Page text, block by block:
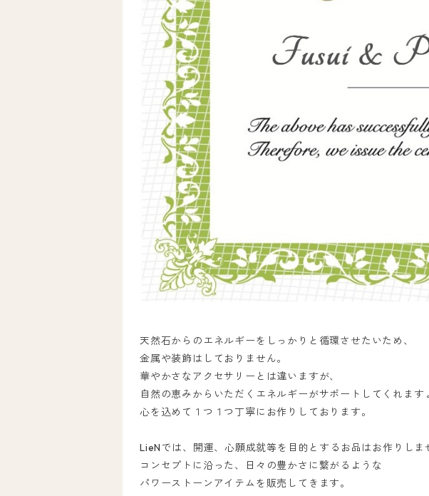
天然石からのエネルギーをしっかりと循環させたいため、
金属や装飾はしておりません。
華やかさなアクセサリーとは違いますが、
自然の恵みからいただくエネルギーがサポートしてくれます
心を込めて１つ１つ丁寧にお作りしております。
LieNでは、開運、心願成就等を目的とするお品はお作りしま
コンセプトに沿った、日々の豊かさに繋がるような
パワーストーンアイテムを販売してきます。